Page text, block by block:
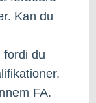
Kan du
fordi du
FA.